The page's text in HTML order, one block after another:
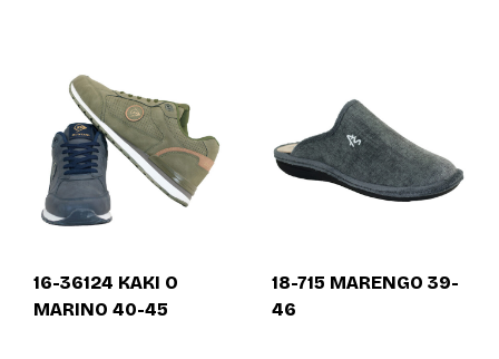
16-36124 KAKI O
MARINO 40-45
18-715 MARENGO 39-
46